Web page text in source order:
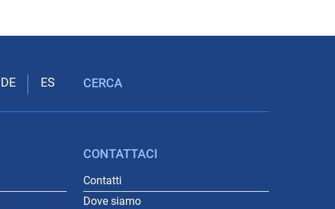
CERCA
CONTATTACI
Contatti
Dove siamo